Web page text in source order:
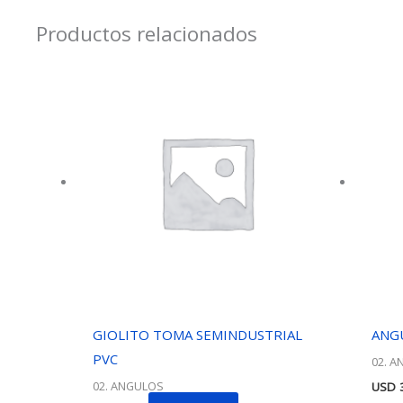
Productos relacionados
GIOLITO TOMA SEMINDUSTRIAL
PVC
02. ANGULOS
02.
USD